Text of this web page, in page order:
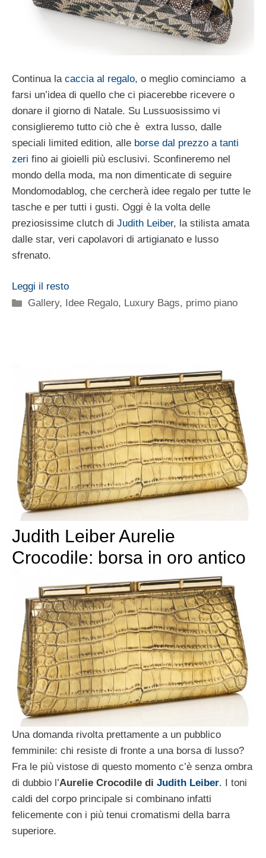
Continua lacaccia al regalo, o meglio cominciamo a
farsi un’idea di quello che ci piacerebbe ricevere o
donare il giorno di Natale. Su Lussuosissimo vi
consiglieremo tutto ciò che è extra lusso, dalle
speciali limited edition, alle borse dal prezzo a tanti
zeri fino ai gioielli più esclusivi. Sconfineremo nel
mondo della moda, ma non dimenticate di seguire
Mondomodablog, che cercherà idee regalo per tutte le
tasche e per tutti i gusti. Oggi è la volta delle
preziosissime clutch di Judith Leiber, la stilista amata
dalle star, veri capolavori di artigianato e lusso
sfrenato.
Leggi il resto
Categorie
Gallery, Idee Regalo, Luxury Bags, primo piano
Judith Leiber Aurelie
Crocodile: borsa in oro antico
Una domanda rivolta prettamente a un pubblico
femminile: chi resiste di fronte a una borsa di lusso?
Fra le più vistose di questo momento c’è senza ombra
di dubbio l’Aurelie Crocodile di Judith Leiber. I toni
caldi del corpo principale si combinano infatti
felicemente con i più tenui cromatismi della barra
superiore.